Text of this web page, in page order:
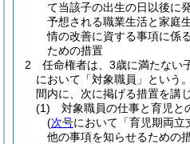
て当該子の出生の日以後に
予想される職業生活と家庭
情の改善に資する事項に係
ための措置
2
任命権者は、3歳に満たない
において「対象職員」という
間内に、次に掲げる措置を講
(1)
対象職員の仕事と育児と
(次号において「育児期両立
他の事項を知らせるための